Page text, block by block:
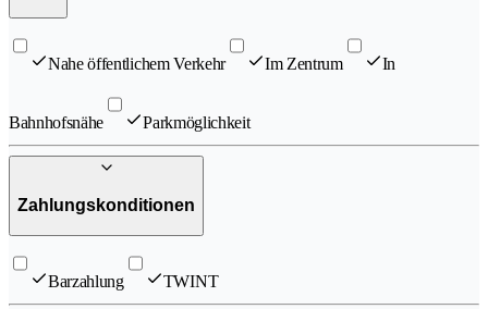
Nahe öffentlichem Verkehr Im Zentrum In
Bahnhofsnähe Parkmöglichkeit
Zahlungskonditionen
Barzahlung TWINT